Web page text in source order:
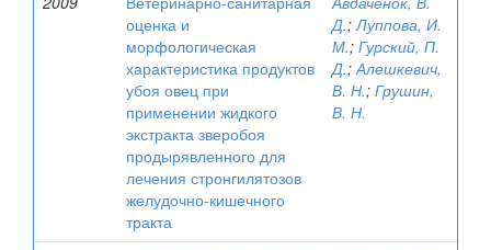
оценка и
морфологическая
характеристика продуктов
убоя овец при
применении жидкого
экстракта зверобоя
продырявленного для
лечения стронгилятозов
желудочно-кишечного
тракта
Д.;Луппова, И.
М.; Гурский, П.
Д.;Алешкевич,
В. Н.; Грушин,
В. Н.